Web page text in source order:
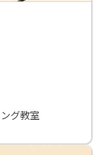
グ教室